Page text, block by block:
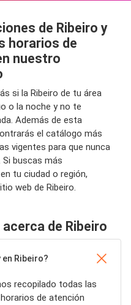
de Ribeiro y
horarios de
nuestro
si la Ribeiro de tu área
o la noche y no te
Además de esta
el catálogo más
vigentes para que nunca
Si buscas más
tu ciudad o región,
web de Ribeiro.
de Ribeiro
en Ribeiro?
recopilado todas las
de atención